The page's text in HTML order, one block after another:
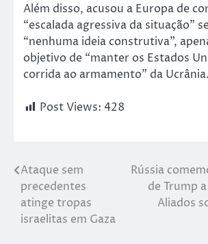
Além disso, acusou a Europa de
“escalada agressiva da situação”
“nenhuma ideia construtiva”,
objetivo de “manter os Estados
corrida ao armamento” da Ucrânia.
Post Views: 428
Ataque sem
precedentes
atinge tropas
israelitas em Gaza
Rússia
de Trump
Aliados